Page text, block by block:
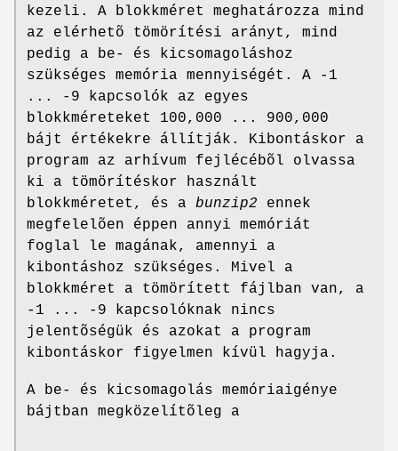
kezeli. A blokkméret meghatározza mind
az elérhetõ tömörítési arányt, mind
pedig a be- és kicsomagoláshoz
szükséges memória mennyiségét. A -1
... -9 kapcsolók az egyes
blokkméreteket 100,000 ... 900,000
bájt értékekre állítják. Kibontáskor a
program az arhívum fejlécébõl olvassa
ki a tömörítéskor használt
blokkméretet, és a bunzip2 ennek
megfelelõen éppen annyi memóriát
foglal le magának, amennyi a
kibontáshoz szükséges. Mivel a
blokkméret a tömörített fájlban van, a
-1 ... -9 kapcsolóknak nincs
jelentõségük és azokat a program
kibontáskor figyelmen kívül hagyja.
A be- és kicsomagolás memóriaigénye
bájtban megközelítõleg a